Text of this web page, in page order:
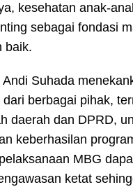
kesehatan anak-
sebagai fondasi
baik.
Andi Suhada
berbagai pihak,
daerah dan DPRD,
keberhasilan
MBG
ketat